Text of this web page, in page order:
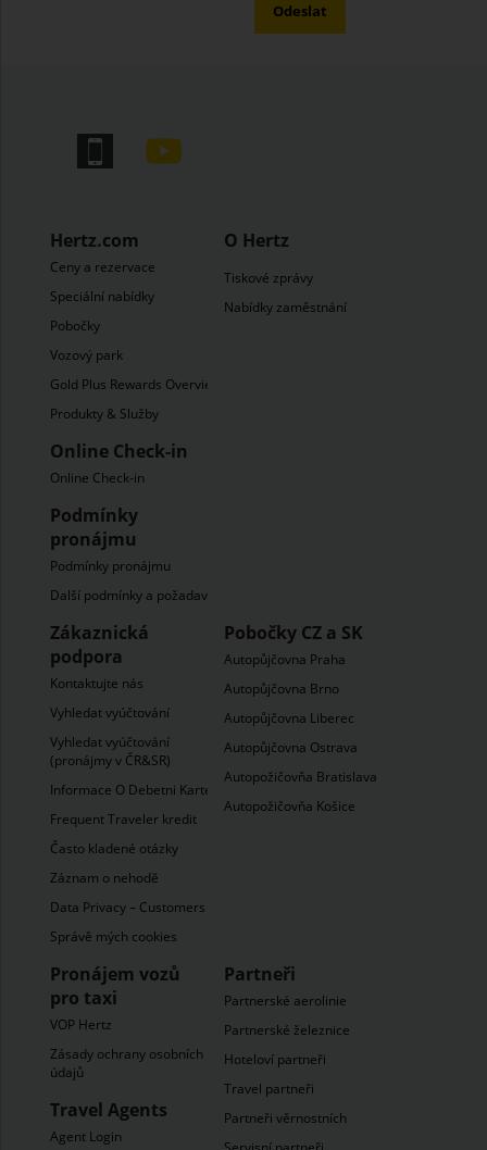
Odeslat
Hertz.com
Ceny a rezervace
Speciální nabídky
Pobočky
Vozový park
Gold Plus Rewards Overview
Produkty & Služby
Online Check-in
Online Check-in
Podmínky
pronájmu
Podmínky pronájmu
Další podmínky a požadavky
O Hertz
Tiskové zprávy
Nabídky zaměstnání
Zákaznická
podpora
Kontaktujte nás
Vyhledat vyúčtování
Vyhledat vyúčtování
(pronájmy v ČR&SR)
Informace O Debetni Karte
Frequent Traveler kredit
Často kladené otázky
Záznam o nehodĕ
Data Privacy – Customers
Správě mých cookies
Pobočky CZ a SK
Autopůjčovna Praha
Autopůjčovna Brno
Autopůjčovna Liberec
Autopůjčovna Ostrava
Autopožičovňa Bratislava
Autopožičovňa Košice
Pronájem vozů
pro taxi
VOP Hertz
Zásady ochrany osobních
údajů
Travel Agents
Agent Login
Partneři
Partnerské aerolinie
Partnerské železnice
Hoteloví partneři
Travel partneři
Partneři věrnostních